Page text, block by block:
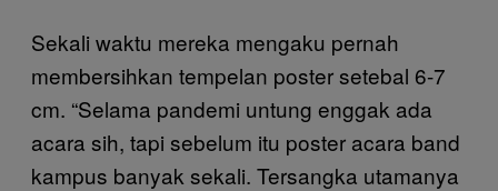
Sekali waktu mereka mengaku pernah
membersihkan tempelan poster setebal 6-7
cm. “Selama pandemi untung enggak ada
acara sih, tapi sebelum itu poster acara band
kampus banyak sekali. Tersangka utamanya